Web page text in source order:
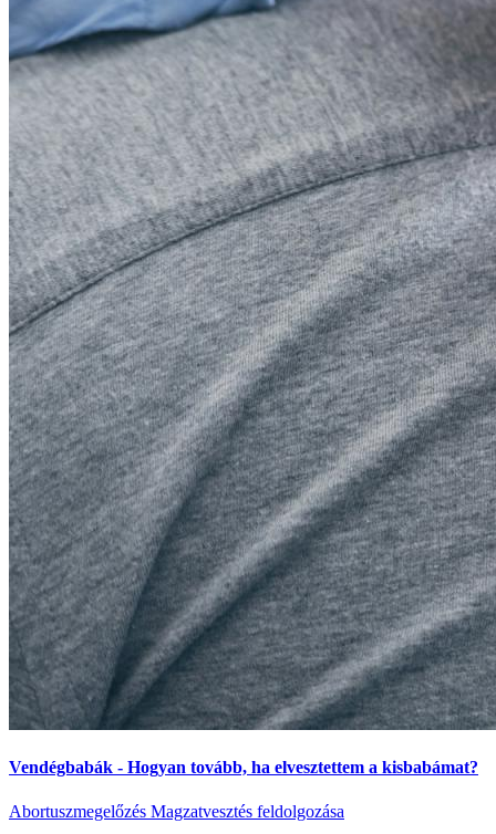
Vendégbabák - Hogyan tovább, ha elvesztettem a kisbabámat?
Abortuszmegelőzés Magzatvesztés feldolgozása